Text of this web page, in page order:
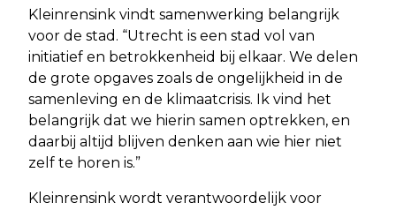
Kleinrensink vindt samenwerking belangrijk
voor de stad. “Utrecht is een stad vol van
initiatief en betrokkenheid bij elkaar. We delen
de grote opgaves zoals de ongelijkheid in de
samenleving en de klimaatcrisis. Ik vind het
belangrijk dat we hierin samen optrekken, en
daarbij altijd blijven denken aan wie hier niet
zelf te horen is.”
Kleinrensink wordt verantwoordelijk voor